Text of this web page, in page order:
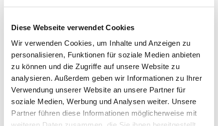
Diese Webseite verwendet Cookies
Wir verwenden Cookies, um Inhalte und Anzeigen zu
personalisieren, Funktionen für soziale Medien anbieten
zu können und die Zugriffe auf unsere Website zu
analysieren. Außerdem geben wir Informationen zu Ihrer
Verwendung unserer Website an unsere Partner für
soziale Medien, Werbung und Analysen weiter. Unsere
Partner führen diese Informationen möglicherweise mit
Contact
Burger House München Pinakotheken
Theresienstr. 60
80799 München
Deutschland